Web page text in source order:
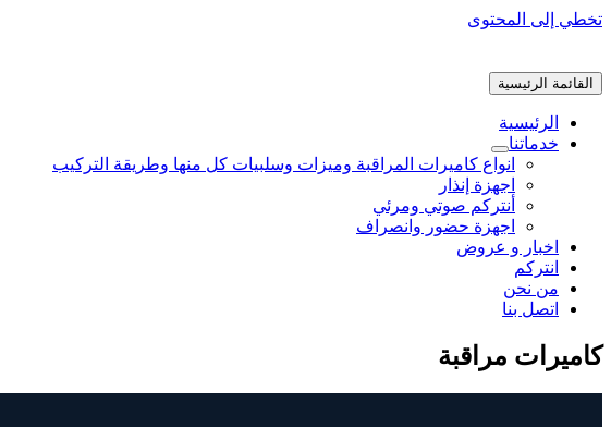
تخطي إلى المحتوى
القائمة الرئيسية
الرئيسية
خدماتنا
انواع كاميرات المراقبة وميزات وسلبيات كل منها وطريقة التركيب
اجهزة إنذار
أنتركم صوتي ومرئي
اجهزة حضور وانصراف
اخبار و عروض
انتركم
من نحن
اتصل بنا
كاميرات مراقبة